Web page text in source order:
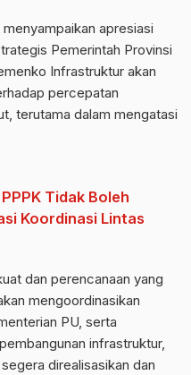
apresiasi
Pemerintah Provinsi
Infrastruktur akan
percepatan
terutama dalam mengatasi
Tidak Boleh
Koordinasi Lintas
dan perencanaan yang
mengoordinasikan
PU, serta
infrastruktur,
direalisasikan dan